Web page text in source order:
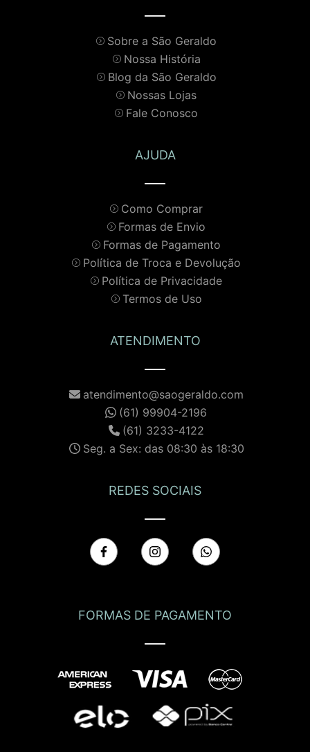
Sobre a São Geraldo
Nossa História
Blog da São Geraldo
Nossas Lojas
Fale Conosco
AJUDA
Como Comprar
Formas de Envio
Formas de Pagamento
Política de Troca e Devolução
Política de Privacidade
Termos de Uso
ATENDIMENTO
atendimento@saogeraldo.com
(61) 99904-2196
(61) 3233-4122
Seg. a Sex: das 08:30 às 18:30
REDES SOCIAIS
FORMAS DE PAGAMENTO